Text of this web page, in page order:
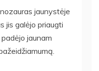
jaunystėje
jis galėjo priaugti
jaunam